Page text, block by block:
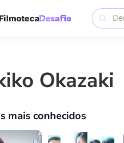
Okazaki
mais conhecidos